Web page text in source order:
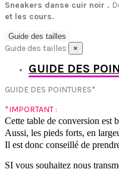
Sneakers danse cuir noir .
et les cours.
Guide des tailles
Guide des tailles ×
GUIDE DES
GUIDE DES POINTURES*
*IMPORTANT :
Cette table de conversion est
Aussi, les pieds forts, en
Il est donc conseillé de
SI vous souhaitez nous